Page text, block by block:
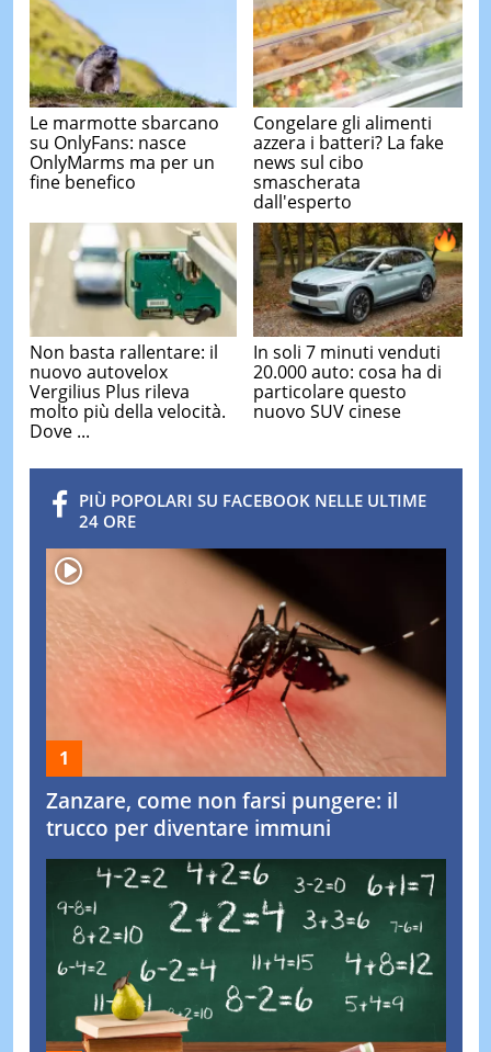
Le marmotte sbarcano
su OnlyFans: nasce
OnlyMarms ma per un
fine benefico
Congelare gli alimenti
azzera i batteri? La fake
news sul cibo
smascherata
dall'esperto
Non basta rallentare: il
nuovo autovelox
Vergilius Plus rileva
molto più della velocità.
Dove ...
In soli 7 minuti venduti
20.000 auto: cosa ha di
particolare questo
nuovo SUV cinese
PIÙ POPOLARI SU FACEBOOK NELLE ULTIME
24 ORE
Zanzare, come non farsi pungere: il
trucco per diventare immuni